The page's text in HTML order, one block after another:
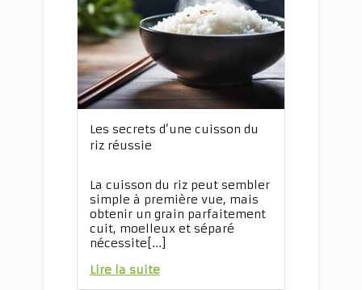
Les secrets d’une cuisson du
riz réussie
La cuisson du riz peut sembler
simple à première vue, mais
obtenir un grain parfaitement
cuit, moelleux et séparé
nécessite[...]
Lire la suite